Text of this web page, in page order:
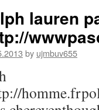
lauren
by ujmbuv655